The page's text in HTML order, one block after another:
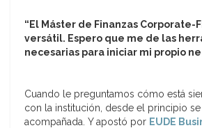
“El Máster de Finanzas Corporate-
versátil. Espero que me de las
necesarias para iniciar mi propio
Cuando le preguntamos cómo está
con la institución, desde el principio
acompañada. Y apostó por EUDE